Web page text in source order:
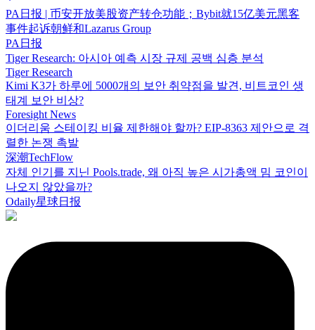
PA日报 | 币安开放美股资产转仓功能；Bybit就15亿美元黑客
事件起诉朝鲜和Lazarus Group
PA日报
Tiger Research: 아시아 예측 시장 규제 공백 심층 분석
Tiger Research
Kimi K3가 하루에 5000개의 보안 취약점을 발견, 비트코인 생
태계 보안 비상?
Foresight News
이더리움 스테이킹 비율 제한해야 할까? EIP-8363 제안으로 격
렬한 논쟁 촉발
深潮TechFlow
자체 인기를 지닌 Pools.trade, 왜 아직 높은 시가총액 밈 코인이
나오지 않았을까?
Odaily星球日报